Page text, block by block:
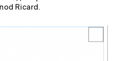
Ricard.